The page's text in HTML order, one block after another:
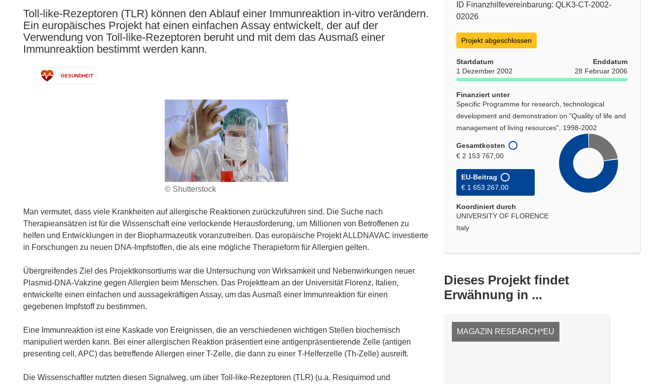
Toll-like-Rezeptoren (TLR) können den Ablauf einer Immunreaktion in-vitro verändern.
Ein europäisches Projekt hat einen einfachen Assay entwickelt, der auf der
Verwendung von Toll-like-Rezeptoren beruht und mit dem das Ausmaß einer
Immunreaktion bestimmt werden kann.
GESUNDHEIT
© Shutterstock
Man vermutet, dass viele Krankheiten auf allergische Reaktionen zurückzuführen sind. Die Suche nach
Therapieansätzen ist für die Wissenschaft eine verlockende Herausforderung, um Millionen von Betroffenen zu
helfen und Entwicklungen in der Biopharmazeutik voranzutreiben. Das europäische Projekt ALLDNAVAC investierte
in Forschungen zu neuen DNA-Impfstoffen, die als eine mögliche Therapieform für Allergien gelten.
Übergreifendes Ziel des Projektkonsortiums war die Untersuchung von Wirksamkeit und Nebenwirkungen neuer
Plasmid-DNA-Vakzine gegen Allergien beim Menschen. Das Projektteam an der Universität Florenz, Italien,
entwickelte einen einfachen und aussagekräftigen Assay, um das Ausmaß einer Immunreaktion für einen
gegebenen Impfstoff zu bestimmen.
Eine Immunreaktion ist eine Kaskade von Ereignissen, die an verschiedenen wichtigen Stellen biochemisch
manipuliert werden kann. Bei einer allergischen Reaktion präsentiert eine antigenpräsentierende Zelle (antigen
presenting cell, APC) das betreffende Allergen einer T-Zelle, die dann zu einer T-Helferzelle (Th-Zelle) ausreift.
Die Wissenschaftler nutzten diesen Signalweg, um über Toll-like-Rezeptoren (TLR) (u.a. Resiquimod und
ID Finanzhilfevereinbarung: QLK3-CT-2002-
02026
Projekt abgeschlossen
Startdatum
1 Dezember 2002
Enddatum
28 Februar 2006
Finanziert unter
Specific Programme for research, technological
development and demonstration on "Quality of life and
management of living resources", 1998-2002
Gesamtkosten
€ 2 153 767,00
EU-Beitrag
€ 1 653 267,00
Koordiniert durch
UNIVERSITY OF FLORENCE
Italy
Dieses Projekt findet
Erwähnung in ...
MAGAZIN RESEARCH*EU